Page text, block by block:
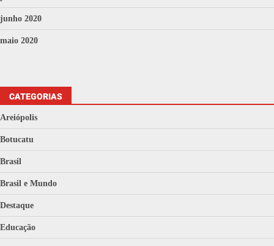
junho 2020
maio 2020
CATEGORIAS
Areiópolis
Botucatu
Brasil
Brasil e Mundo
Destaque
Educação